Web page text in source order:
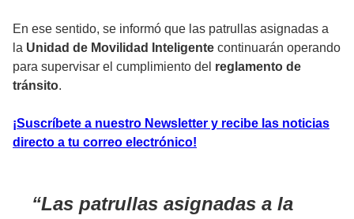
En ese sentido, se informó que las patrullas asignadas a
la Unidad de Movilidad Inteligente continuarán operando
para supervisar el cumplimiento del reglamento de
tránsito.
¡Suscríbete a nuestro Newsletter y recibe las noticias
directo a tu correo electrónico!
Las patrullas asignadas a la